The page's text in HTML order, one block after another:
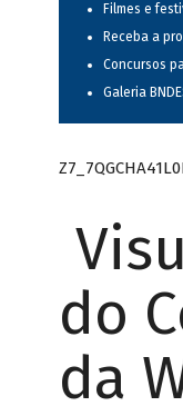
Filmes e
Receba a
Concursos
Galeria
do
da